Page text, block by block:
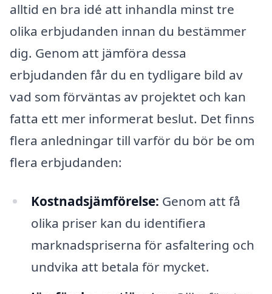
alltid en bra idé att inhandla minst tre
olika erbjudanden innan du bestämmer
dig. Genom att jämföra dessa
erbjudanden får du en tydligare bild av
vad som förväntas av projektet och kan
fatta ett mer informerat beslut. Det finns
flera anledningar till varför du bör be om
flera erbjudanden:
Kostnadsjämförelse: Genom att få
olika priser kan du identifiera
marknadspriserna för asfaltering och
undvika att betala för mycket.